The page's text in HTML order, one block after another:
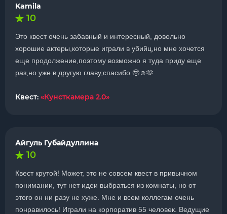
Kamila
10
Это квест очень забавный и интересный, довольно
хорошие актеры,которые играли в убийц,но мне хочется
еще продолжение,поэтому возможно я туда приду еще
раз,но уже в другую главу,спасибо 🥹☺️🫶
Квест: «Кунсткамера 2.0»
Айгуль Губайдуллина
10
Квест крутой! Может, это не совсем квест в привычном
понимании, тут нет идеи выбраться из комнаты, но от
этого он ни разу не хуже. Мне и всем коллегам очень
понравилось! Играли на корпоратив 55 человек. Ведущие